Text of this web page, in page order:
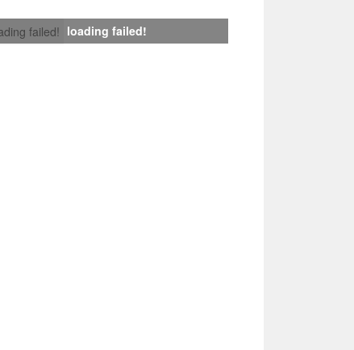
failed! loading failed!